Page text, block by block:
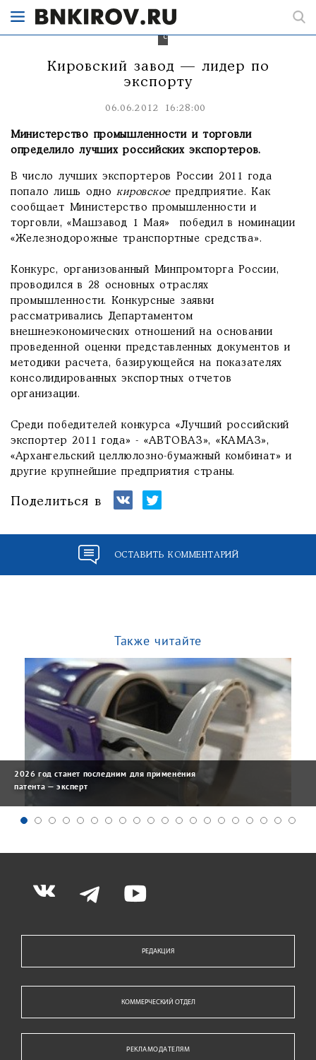
транспортные
средства».
Кировский завод — лидер по
экспорту
06.06.2012 16:28:00
Министерство промышленности и торговли
определило лучших российских экспортеров.
В число лучших экспортеров России 2011 года
попало лишь одно кировское предприятие. Как
сообщает Министерство промышленности и
торговли, «Машзавод 1 Мая» победил в номинации
«Железнодорожные транспортные средства».
Конкурс, организованный Минпромторга России,
проводился в 28 основных отраслях
промышленности. Конкурсные заявки
рассматривались Департаментом
внешнеэкономических отношений на основании
проведенной оценки представленных документов и
методики расчета, базирующейся на показателях
консолидированных экспортных отчетов
организации.
Среди победителей конкурса «Лучший российский
экспортер 2011 года» - «АВТОВАЗ», «КАМАЗ»,
«Архангельский целлюлозно-бумажный комбинат» и
другие крупнейшие предприятия страны.
Поделиться в
ОСТАВИТЬ КОММЕНТАРИЙ
Также читайте
2026 год станет последним для применения
патента — эксперт
РЕДАКЦИЯ
КОММЕРЧЕСКИЙ ОТДЕЛ
РЕКЛАМОДАТЕЛЯМ